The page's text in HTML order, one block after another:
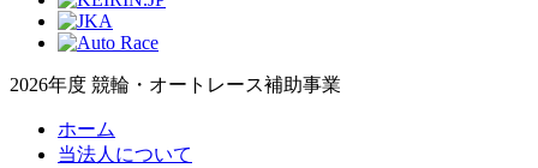
2026年度 競輪・オートレース補助事業
ホーム
当法人について